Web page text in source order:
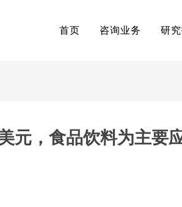
首页 咨询业务 研
元，食品饮料为主要